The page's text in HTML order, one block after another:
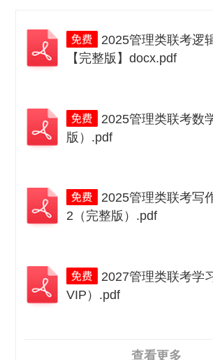
2025管理类联考逻
【完整版】docx.pdf
2025管理类联考数
版）.pdf
2025管理类联考写
2（完整版）.pdf
2027管理类联考学
VIP）.pdf
查看更多